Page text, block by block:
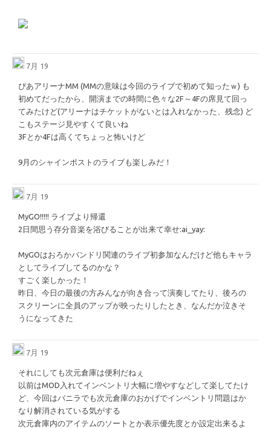
7月 19
ぴあアリーナMM (MMの意味は今回のライブで初めて知ったｗ) も
初めてだったから、開演までの時間に色々な2F～4Fの席見て回っ
てみたけど(アリーナはチケットがないとは入れなかった、残念) ど
こもステージ見やすくて良いね
3Fとか4Fは高くてちょっと怖いけど
9月のシャインポストのライブも楽しみだ！
7月 19
MyGO!!!!! ライブより帰還
2日間思う存分音楽を浴びることが出来て幸せ​:ai_yay:​
MyGOはおろかバンドリ関連のライブ初参加なんだけど他もキャラ
としてライブしてるのかな？
すごく楽しかった！
昨日、今日の最後の方みんなが向き合って演奏してたり、後ろの
スクリーンに全員のアップが映ったりしたとき、なんだか泣きそ
うになってきた
7月 19
それにしても次元倉庫は便利だねぇ
以前はMOD入れてインベントリ大幅に増やすなどして楽してたけ
ど、今回はバニラでも次元倉庫のおかげでインベントリ問題はか
なり解消されている気がする
次元倉庫内のアイテムのソートとか表示優先度とか設定出来るよ